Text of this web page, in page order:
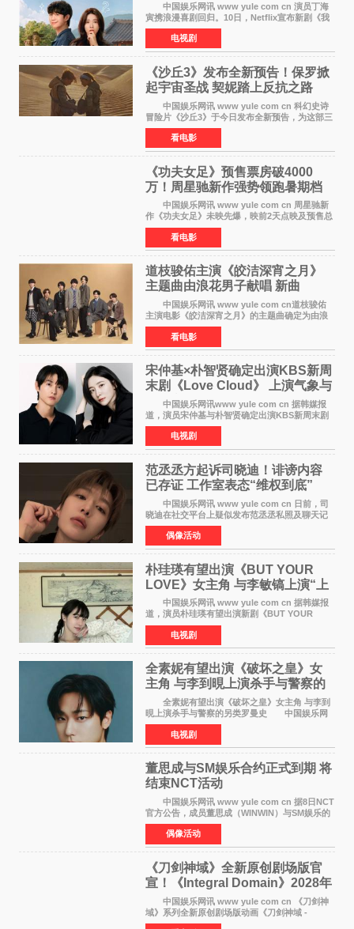
中国娱乐网讯 www yule com cn 演员丁海
寅携浪漫喜剧回归。10日，Netflix宣布新剧《我
的荒糖恋爱》将于下月7日上线。 《我的荒糖
恋爱》是一部浪漫喜剧，讲述患上失忆症的检察
官高恩彩与
电视剧
《沙丘3》发布全新预告！保罗掀
起宇宙圣战 契妮踏上反抗之路
中国娱乐网讯 www yule com cn 科幻史诗
冒险片《沙丘3》于今日发布全新预告，为这部三
部曲最终章揭开神秘面纱。预告中展现了17年过
去后，保罗·厄崔迪以穆阿迪布之名登基称帝，发
动了一场
看电影
《功夫女足》预售票房破4000
万！周星驰新作强势领跑暑期档
中国娱乐网讯 www yule com cn 周星驰新
作《功夫女足》未映先爆，映前2天点映及预售总
票房已突破4000万大关，成为暑期档最受期待的
电影之一。这部融合功夫元素与足球题材的喜剧
电影，将于7月
看电影
道枝骏佑主演《皎洁深宵之月》
主题曲由浪花男子献唱 新曲
《Moonlit》预告公开
中国娱乐网讯 www yule com cn道枝骏佑
主演电影《皎洁深宵之月》的主题曲确定为由浪
花男子演唱的新曲《Moonlit》。使用该乐曲的最
新预告片也已制作完成。 本片讲述的是市村
琥珀（道枝骏佑
看电影
宋仲基×朴智贤确定出演KBS新周
末剧《Love Cloud》 上演气象与
诅咒交织的奇幻爱情
中国娱乐网讯www yule com cn 据韩媒报
道，演员宋仲基与朴智贤确定出演KBS新周末剧
《Love Cloud》，分别担任男女主角。该剧预计
将于明年播出，引发观众期待。 《Love
Cloud》讲述了一位
电视剧
范丞丞方起诉司晓迪！诽谤内容
已存证 工作室表态“维权到底”
中国娱乐网讯 www yule com cn 日前，司
晓迪在社交平台上疑似发布范丞丞私照及聊天记
录等内容，引发网络热议。大量网友对此展开讨
论，相关话题迅速登上热搜。 刚刚，范丞丞
对接号@到范
偶像活动
朴珪瑛有望出演《BUT YOUR
LOVE》女主角 与李敏镐上演“上
司竟是虚拟偶像”罗曼史
中国娱乐网讯 www yule com cn 据韩媒报
道，演员朴珪瑛有望出演新剧《BUT YOUR
LOVE》女主角，与李敏镐合作，引发关注。
朴珪瑛在剧中饰演游戏公司代理卓素娜一角。她
在忍受艰辛职场生
电视剧
全素妮有望出演《破坏之皇》女
主角 与李到晛上演杀手与警察的
另类罗曼史
全素妮有望出演《破坏之皇》女主角 与李到
晛上演杀手与警察的另类罗曼史 中国娱乐网
讯 www yule com cn 据韩媒报道，演员全素妮
有望出演新剧《破坏之皇》女主角，与李到晛合
作，引发关
电视剧
董思成与SM娱乐合约正式到期 将
结束NCT活动​
中国娱乐网讯 www yule com cn 据8日NCT
官方公告，成员董思成（WINWIN）与SM娱乐的
专属合约将于2026年7月9日正式到期。随着合约
期满，董思成也将结束所有与NCT相关的团体活
动，正式告别十年S
偶像活动
《刀剑神域》全新原创剧场版官
宣！《Integral Domain》2028年
上映
中国娱乐网讯 www yule com cn 《刀剑神
域》系列全新原创剧场版动画《刀剑神域 -
Integral Domain-》于近日正式宣布将于2028年